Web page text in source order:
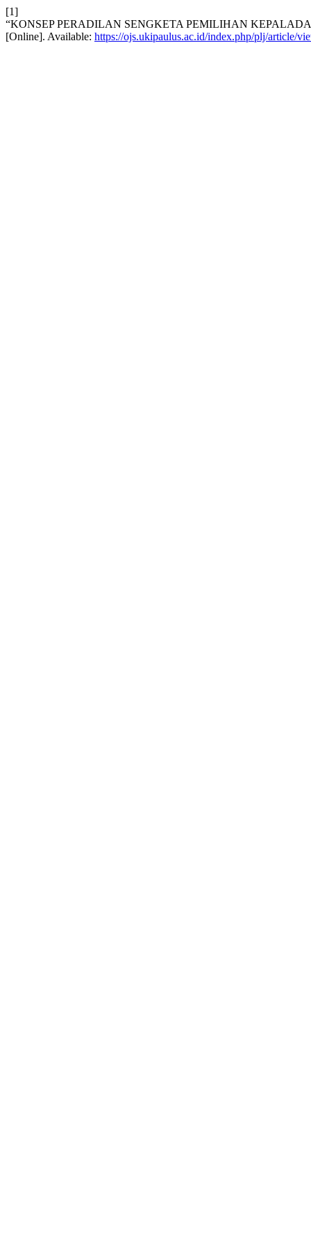
[1]
“KONSEP PERADILAN SENGKETA PEMILIHAN
[Online]. Available: https://ojs.ukipaulus.ac.id/index.php/plj/article/